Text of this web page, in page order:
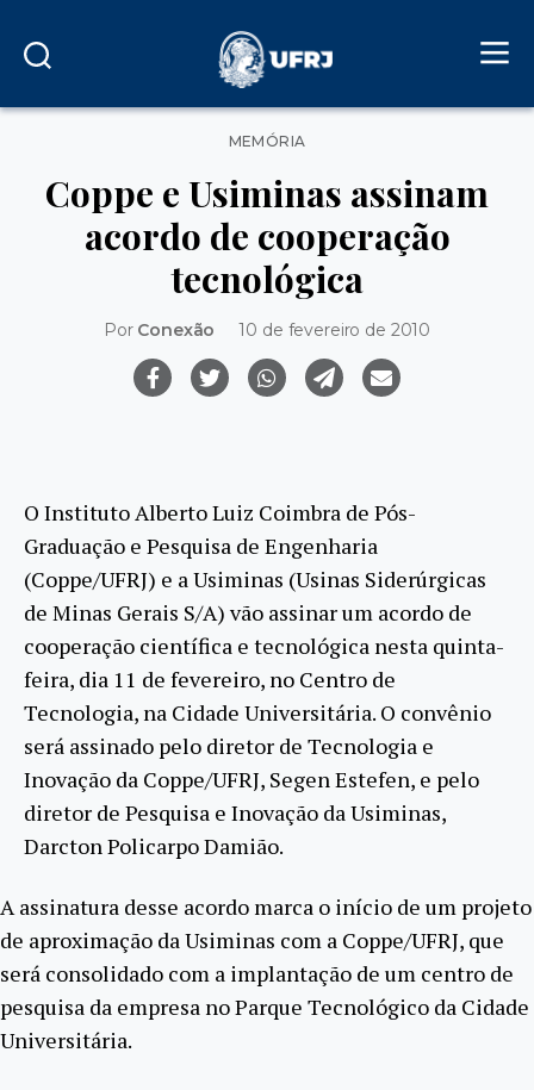
Categorias
MEMÓRIA
Coppe e Usiminas assinam
acordo de cooperação
tecnológica
Por Conexão 10 de fevereiro de 2010
O Instituto Alberto Luiz Coimbra de Pós-
Graduação e Pesquisa de Engenharia
(Coppe/UFRJ) e a Usiminas (Usinas Siderúrgicas
de Minas Gerais S/A) vão assinar um acordo de
cooperação científica e tecnológica nesta quinta-
feira, dia 11 de fevereiro, no Centro de
Tecnologia, na Cidade Universitária. O convênio
será assinado pelo diretor de Tecnologia e
Inovação da Coppe/UFRJ, Segen Estefen, e pelo
diretor de Pesquisa e Inovação da Usiminas,
Darcton Policarpo Damião.
A assinatura desse acordo marca o início de um projeto
de aproximação da Usiminas com a Coppe/UFRJ, que
será consolidado com a implantação de um centro de
pesquisa da empresa no Parque Tecnológico da Cidade
Universitária.